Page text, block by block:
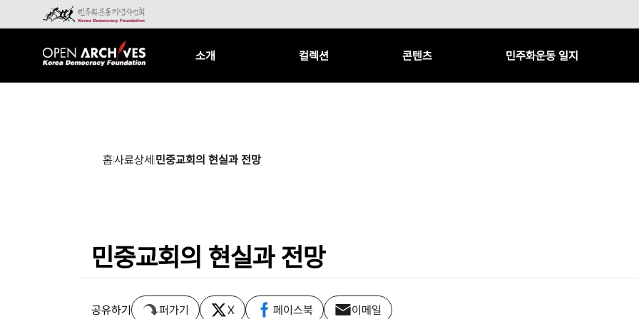
소개 컬렉션 콘텐츠 민주화운동 일지
홈사료상세 민중교회의 현실과 전망
민중교회의 현실과 전망
공유하기 퍼가기 X 페이스북 이메일